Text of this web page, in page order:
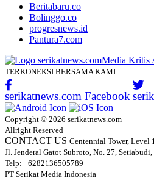
Beritabaru.co
Bolinggo.co
progresnews.id
Pantura7.com
TERKONEKSI BERSAMA KAMI
serikatnews.com Facebook
Copyright © 2026 serikatnews.com
Allright Reserved
CONTACT US Centennial Tower, Level
Jl. Jenderal Gatot Subroto, No. 27,
Telp: +6282136505789
PT Serikat Media Indonesia